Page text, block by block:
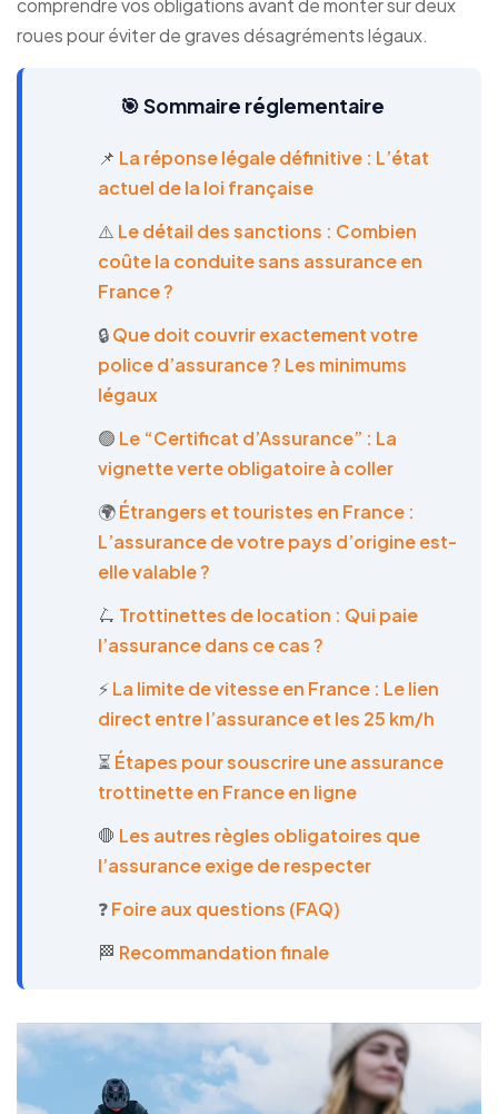
comprendre vos obligations avant de monter sur deux
roues pour éviter de graves désagréments légaux.
🎯 Sommaire réglementaire
📌 La réponse légale définitive : L’état
actuel de la loi française
⚠️ Le détail des sanctions : Combien
coûte la conduite sans assurance en
France ?
🔒Que doit couvrir exactement votre
police d’assurance ? Les minimums
légaux
🟢 Le “Certificat d’Assurance” : La
vignette verte obligatoire à coller
🌍Étrangers et touristes en France :
L’assurance de votre pays d’origine est-
elle valable ?
🛴 Trottinettes de location : Qui paie
l’assurance dans ce cas ?
⚡La limite de vitesse en France : Le lien
direct entre l’assurance et les 25 km/h
⏳ Étapes pour souscrire une assurance
trottinette en France en ligne
🛑 Les autres règles obligatoires que
l’assurance exige de respecter
❓Foire aux questions (FAQ)
🏁 Recommandation finale